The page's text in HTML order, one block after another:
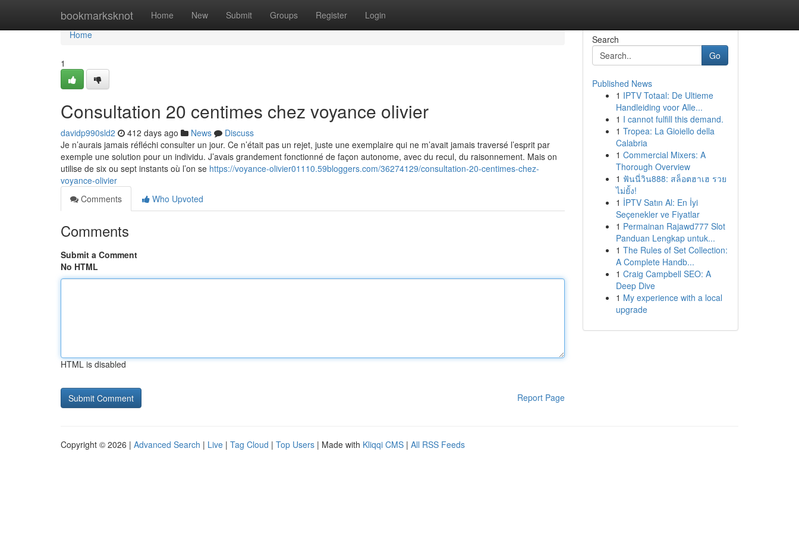
bookmarksknot Home New Submit Groups Register Login
Home
Home
1
Consultation 20 centimes chez voyance olivier
davidp990sld2 412 days ago News
Discuss
Je n’aurais jamais réfléchi consulter un jour. Ce n’était pas un rejet, juste une exemplaire qui ne m’avait jamais traversé l’esprit par
exemple une solution pour un individu. J’avais grandement fonctionné de façon autonome, avec du recul, du raisonnement. Mais on
utilise de six ou sept instants où l’on se https://voyance-olivier01110.59bloggers.com/36274129/consultation-20-centimes-chez-
voyance-olivier
Comments
Who Upvoted
Comments
Submit a Comment
No HTML
HTML is disabled
Report Page
Search
Go
Published News
1 IPTV Totaal: De Ultieme
Handleiding voor Alle...
1 I cannot fulfill this demand.
1 Tropea: La Gioiello della
Calabria
1 Commercial Mixers: A
Thorough Overview
1 ฟันนี่วิน888: สล็อตฮาเฮ รวย
ไม่ยั้ง!
1 İPTV Satın Al: En İyi
Seçenekler ve Fiyatlar
1 Permainan Rajawd777 Slot
Panduan Lengkap untuk...
1 The Rules of Set Collection:
A Complete Handb...
1 Craig Campbell SEO: A
Deep Dive
1 My experience with a local
upgrade
Copyright © 2026 | Advanced Search | Live | Tag Cloud | Top Users | Made with Kliqqi CMS | All RSS Feeds